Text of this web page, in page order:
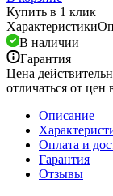
Купить в 1 клик
Характеристики
В наличии
Гарантия
Цена
отличаться от
Описание
Оплата и
Гарантия
Отзывы